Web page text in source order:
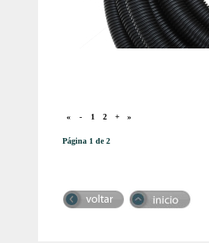
« - 1 2 + »
Página 1 de 2